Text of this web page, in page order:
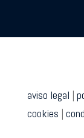
aviso legal |
cookies |